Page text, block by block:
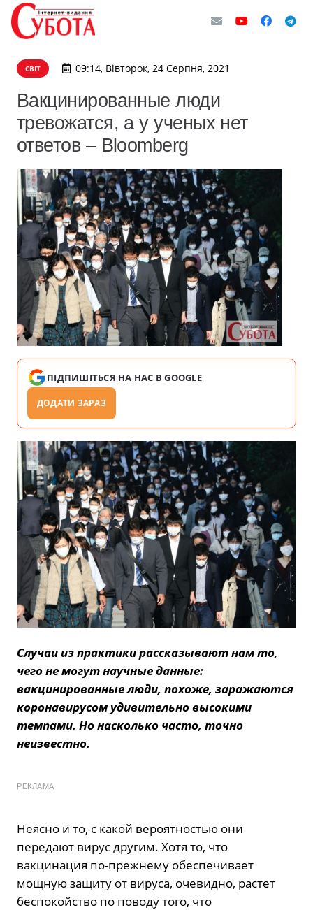
СВІТ 09:14, Вівторок, 24 Серпня, 2021
Вакцинированные люди
тревожатся, а у ученых нет
ответов – Bloomberg
ПІДПИШІТЬСЯ НА НАС В GOOGLE
ДОДАТИ ЗАРАЗ
Случаи из практики рассказывают нам то,
чего не могут научные данные:
вакцинированные люди, похоже, заражаются
коронавирусом удивительно высокими
темпами. Но насколько часто, точно
неизвестно.
РЕКЛАМА
Неясно и то, с какой вероятностью они
передают вирус другим. Хотя то, что
вакцинация по-прежнему обеспечивает
мощную защиту от вируса, очевидно, растет
беспокойство по поводу того, что